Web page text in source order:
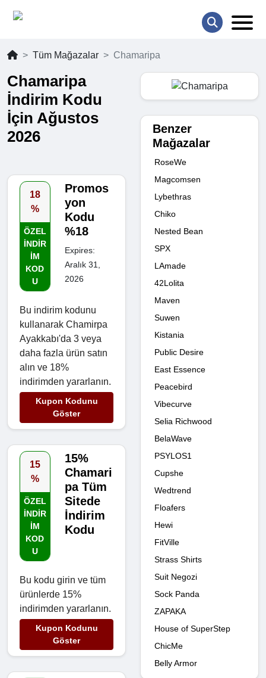
Tüm Mağazalar Chamaripa
Chamaripa
İndirim Kodu
İçin Ağustos
2026
18
%
ÖZEL
INDIR
IM
KOD
U
Promos
yon
Kodu
%18
Expires:
Aralık 31,
2026
Bu indirim kodunu
kullanarak Chamirpa
Ayakkabı'da 3 veya
daha fazla ürün satın
alın ve 18%
indirimden yararlanın.
Kupon Kodunu
Göster
15
%
ÖZEL
INDIR
IM
KOD
U
15%
Chamari
pa Tüm
Sitede
İndirim
Kodu
Bu kodu girin ve tüm
ürünlerde 15%
indirimden yararlanın.
Kupon Kodunu
Göster
Benzer
Mağazalar
RoseWe
Magcomsen
Lybethras
Chiko
Nested Bean
SPX
LAmade
42Lolita
Maven
Suwen
Kistania
Public Desire
East Essence
Peacebird
Vibecurve
Selia Richwood
BelaWave
PSYLOS1
Cupshe
Wedtrend
Floafers
Hewi
FitVille
Strass Shirts
Suit Negozi
Sock Panda
ZAPAKA
House of SuperStep
ChicMe
Belly Armor